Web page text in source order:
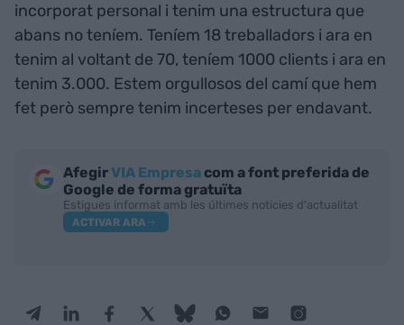
incorporat personal i tenim una estructura que
abans no teníem. Teníem 18 treballadors i ara en
tenim al voltant de 70, teníem 1000 clients i ara en
tenim 3.000. Estem orgullosos del camí que hem
fet però sempre tenim incerteses per endavant.
AfegirVIA Empresa com a font preferida de
Google de forma gratuïta
Estigues informat amb les últimes notícies d'actualitat
ACTIVAR ARA